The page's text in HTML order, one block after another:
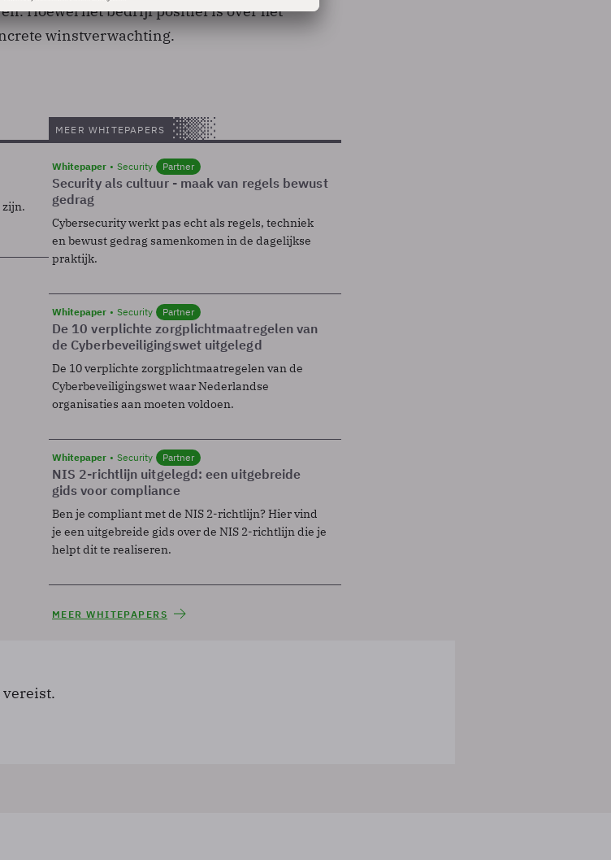
Hoewel het bedrijf positief is over het
winstverwachting.
zijn.
MEER WHITEPAPERS
Whitepaper Security Partner
Security als cultuur - maak van regels bewust
gedrag
Cybersecurity werkt pas echt als regels, techniek
en bewust gedrag samenkomen in de dagelijkse
praktijk.
Whitepaper Security Partner
De 10 verplichte zorgplichtmaatregelen van
de Cyberbeveiligingswet uitgelegd
De 10 verplichte zorgplichtmaatregelen van de
Cyberbeveiligingswet waar Nederlandse
organisaties aan moeten voldoen.
Whitepaper Security Partner
NIS 2-richtlijn uitgelegd: een uitgebreide
gids voor compliance
Ben je compliant met de NIS 2-richtlijn? Hier vind
je een uitgebreide gids over de NIS 2-richtlijn die je
helpt dit te realiseren.
MEER WHITEPAPERS
vereist.